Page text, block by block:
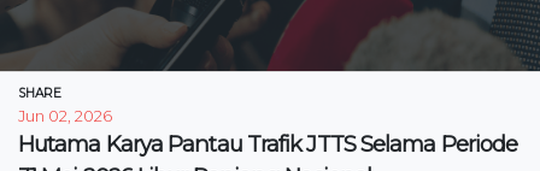
SHARE
Jun 02, 2026
Hutama Karya Pantau Trafik JTTS Selama Periode